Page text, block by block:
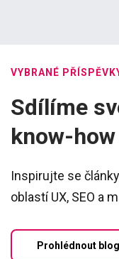
VYBRANÉ
Sdílíme
know-how
Inspirujte se
oblastí UX, SEO a
Prohlédnout blog